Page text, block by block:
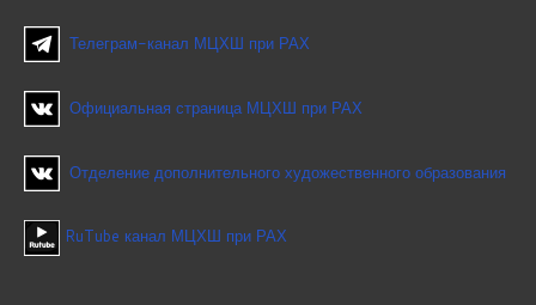
Телеграм-канал МЦХШ при РАХ
Официальная страница МЦХШ при РАХ
Отделение дополнительного художественного образования
RuTube канал МЦХШ при РАХ